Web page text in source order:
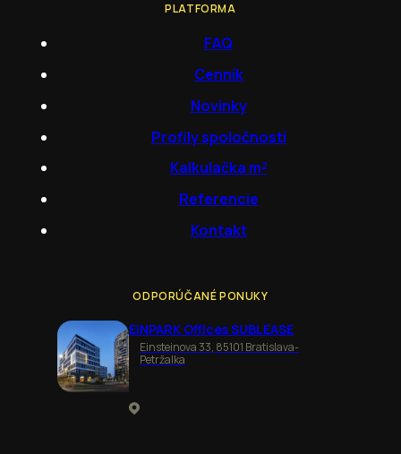
PLATFORMA
FAQ
Cenník
Novinky
Profily spoločností
Kalkulačka m²
Referencie
Kontakt
ODPORÚČANÉ PONUKY
EINPARK Offices SUBLEASE
Einsteinova 33, 85101 Bratislava-
Petržalka